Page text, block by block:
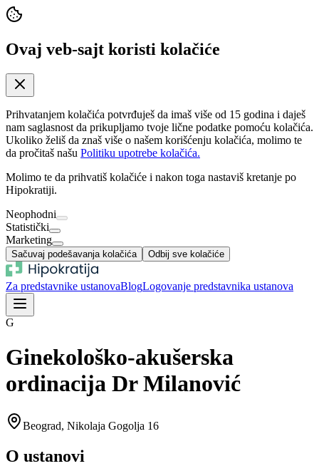
Ovaj veb-sajt koristi kolačiće
Prihvatanjem kolačića potvrđuješ da imaš više od 15 godina i daješ
nam saglasnost da prikupljamo tvoje lične podatke pomoću kolačića.
Ukoliko želiš da znaš više o našem korišćenju kolačića, molimo te
da pročitaš našu Politiku upotrebe kolačića.
Molimo te da prihvatiš kolačiće i nakon toga nastaviš kretanje po
Hipokratiji.
Neophodni
Statistički
Marketing
Sačuvaj podešavanja kolačića Odbij sve kolačiće
Za predstavnike ustanovaBlogLogovanje predstavnika ustanova
G
Ginekološko-akušerska
ordinacija Dr Milanović
Beograd, Nikolaja Gogolja 16
O ustanovi